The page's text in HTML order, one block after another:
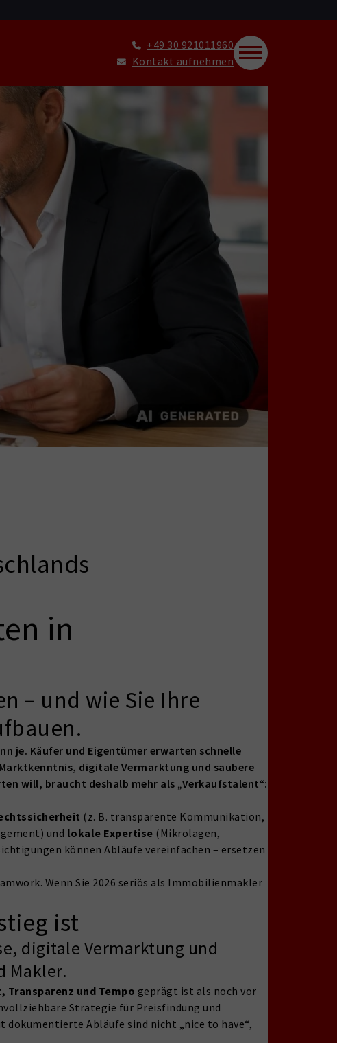
+49 30 921011960
Kontakt aufnehmen
in
– und wie Sie Ihre
je. Käufer und Eigentümer erwarten schnelle
digitale Vermarktung und saubere
will, braucht deshalb mehr als „Verkaufstalent“:
(z. B. transparente Kommunikation,
und lokale Expertise (Mikrolagen,
können Abläufe vereinfachen – ersetzen
Wenn Sie 2026 seriös als Immobilienmakler
ist
digitale Vermarktung und
Makler.
Transparenz und Tempo geprägt ist als noch vor
Strategie für Preisfindung und
Abläufe sind nicht „nice to have“,